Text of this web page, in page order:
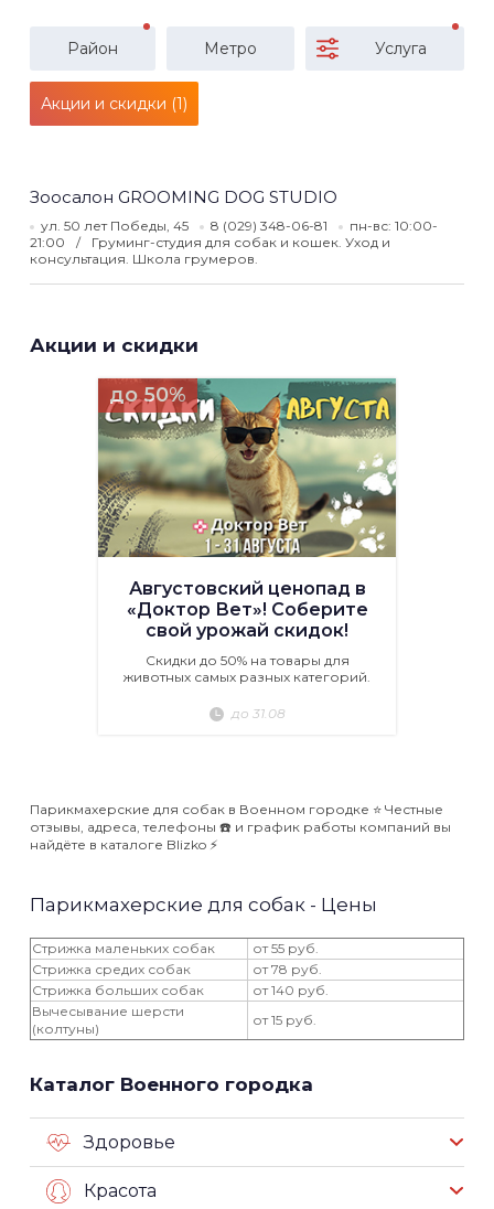
Район Метро Услуга
Акции и скидки (1)
Зоосалон GROOMING DOG STUDIO
ул. 50 лет Победы, 45 8 (029) 348-06-81
пн-вс: 10:00-
21:00
Груминг-студия для собак и кошек. Уход и
консультация. Школа грумеров.
Акции и скидки
до 50%
Августовский ценопад в
«Доктор Вет»! Соберите
свой урожай скидок!
Скидки до 50% на товары для
животных самых разных категорий.
до 31.08
Парикмахерские для собак в Военном городке ⭐️ Честные
отзывы, адреса, телефоны ☎️ и график работы компаний вы
найдёте в каталоге Blizko ⚡️
Парикмахерские для собак - Цены
Стрижка маленьких собак
от 55 руб.
Стрижка средих собак
от 78 руб.
Стрижка больших собак
от 140 руб.
Вычесывание шерсти
(колтуны)
от 15 руб.
Каталог Военного городка
Здоровье
Красота